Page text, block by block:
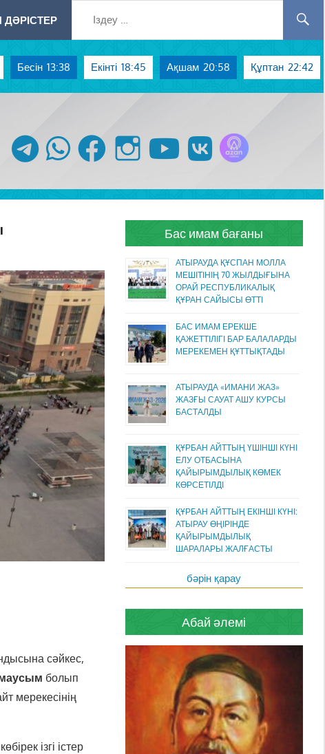
Бесін 13:38 Екінті 18:45 Ақшам 20:58 Құптан 22:42
telegram whatsapp facebook instagram youtubevk
сәйкес,
болып
мерекесінің
ізгі істер
Бас имам бағаны
АТЫРАУДА ҚҰСПАН МОЛЛА
МЕШІТІНІҢ 70 ЖЫЛДЫҒЫНА
ОРАЙ РЕСПУБЛИКАЛЫҚ
ҚҰРАН САЙЫСЫ ӨТТІ
БАС ИМАМ ЕРЕКШЕ
ҚАЖЕТТІЛІГІ БАР БАЛАЛАРДЫ
МЕРЕКЕМЕН ҚҰТТЫҚТАДЫ
АТЫРАУДА «ИМАНИ ЖАЗ»
ЖАЗҒЫ САУАТ АШУ КУРСЫ
БАСТАЛДЫ
ҚҰРБАН АЙТТЫҢ ҮШІНШІ КҮНІ
ЕЛУ ОТБАСЫНА
ҚАЙЫРЫМДЫЛЫҚ КӨМЕК
КӨРСЕТІЛДІ
ҚҰРБАН АЙТТЫҢ ЕКІНШІ КҮНІ:
АТЫРАУ ӨҢІРІНДЕ
ҚАЙЫРЫМДЫЛЫҚ
ШАРАЛАРЫ ЖАЛҒАСТЫ
бәрін қарау
Абай әлемі